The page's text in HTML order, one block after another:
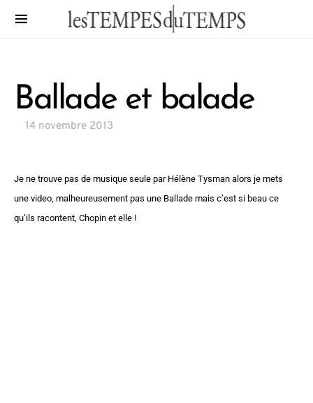
Ballade et balade
14 novembre 2013
Je ne trouve pas de musique seule par Hélène Tysman alors je mets
une video, malheureusement pas une Ballade mais c’est si beau ce
qu’ils racontent, Chopin et elle !